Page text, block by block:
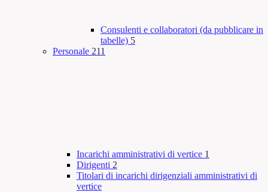
Consulenti e collaboratori (da pubblicare in
tabelle) 5
Personale 211
Incarichi amministrativi di vertice 1
Dirigenti 2
Titolari di incarichi dirigenziali amministrativi di
vertice